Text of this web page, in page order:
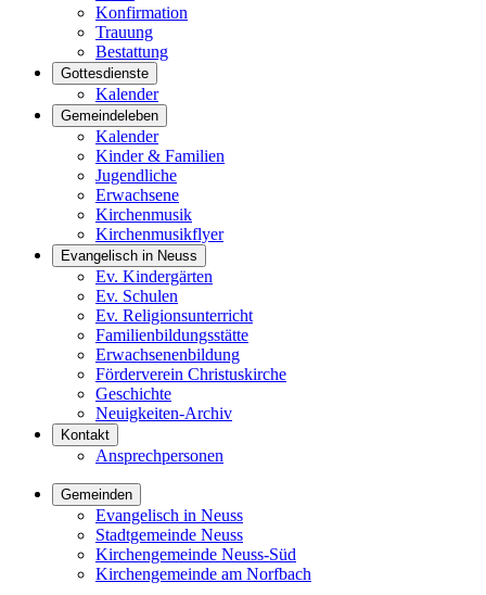
Konfirmation
Trauung
Bestattung
Gottesdienste
Kalender
Gemeindeleben
Kalender
Kinder & Familien
Jugendliche
Erwachsene
Kirchenmusik
Kirchenmusikflyer
Evangelisch in Neuss
Ev. Kindergärten
Ev. Schulen
Ev. Religionsunterricht
Familienbildungsstätte
Erwachsenenbildung
Förderverein Christuskirche
Geschichte
Neuigkeiten-Archiv
Kontakt
Ansprechpersonen
Gemeinden
Evangelisch in Neuss
Stadtgemeinde Neuss
Kirchengemeinde Neuss-Süd
Kirchengemeinde am Norfbach